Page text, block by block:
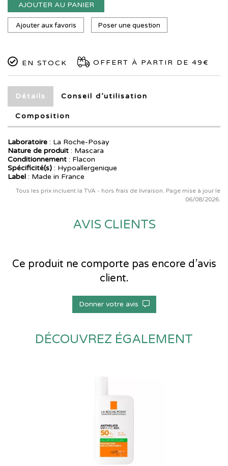
AJOUTER AU PANIER
Ajouter aux favoris Poser une question
EN STOCK OFFERT À PARTIR DE 49€
Détails Conseil d’utilisation
Composition
Laboratoire : La Roche-Posay
Nature de produit : Mascara
Conditionnement : Flacon
Spécificité(s) : Hypoallergenique
Label : Made in France
Tous les prix incluent la TVA - hors frais de livraison. Page mise à jour le
06/08/2026.
AVIS CLIENTS
Ce produit ne comporte pas encore d’avis
client.
Donner votre avis
DÉCOUVREZ ÉGALEMENT